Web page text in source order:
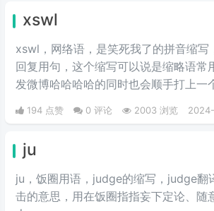
xswl
xswl，网络语，是笑死我了的拼音缩写
回复用句，这个缩写可以说是缩略语常
发微博哈哈哈哈的同时也会顺手打上一
194 点赞 0 评论 2003 浏览
ju
ju，饭圈用语，judge的缩写，judge翻
击的意思，用在饭圈指指妄下定论、随